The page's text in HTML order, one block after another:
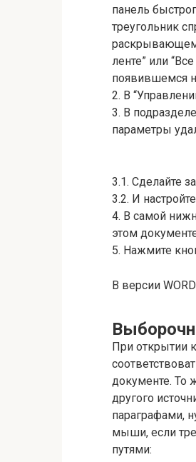
панель
треугольник
ленте” или
появившемся
2. В
3. В
параметры
3.1. Сделайте
3.2. И
4. В самой
этом
5. Нажмите
В версии
При открытии
документе. То
другого
параграфами,
мыши, если
путями: